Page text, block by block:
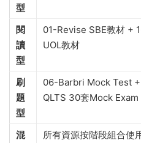
型
閱
讀
型
01-Revise SBE教材 +
UOL教材
刷
題
型
06-Barbri Mock Test
QLTS 30套Mock Exam
混
所有資源按階段組合使